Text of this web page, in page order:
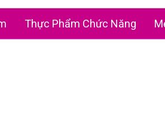
Thực Phẩm Chức Năng